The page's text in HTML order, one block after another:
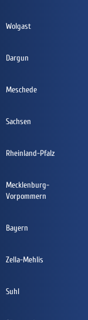
Wolgast
Dargun
Meschede
Sachsen
Rheinland-Pfalz
Mecklenburg-
Vorpommern
Bayern
Zella-Mehlis
Suhl